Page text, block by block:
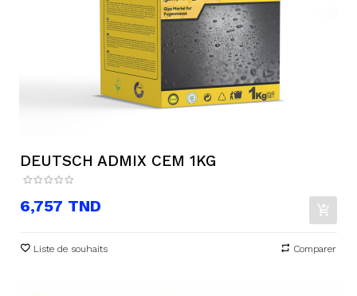
DEUTSCH ADMIX CEM 1KG
Prix
6,757 TND
Liste de souhaits Comparer